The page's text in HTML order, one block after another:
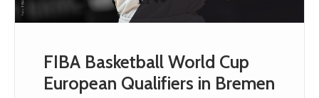
FIBA Basketball World Cup
European Qualifiers in Bremen